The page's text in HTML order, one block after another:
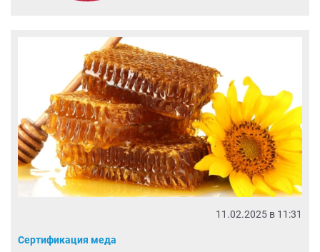
11.02.2025 в 11:31
Сертификация меда